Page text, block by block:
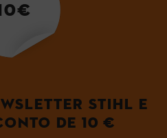
STIHL E
DE 10 €